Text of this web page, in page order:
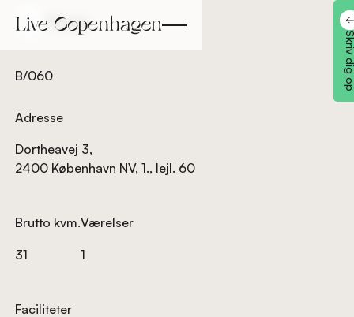
Tilbage
B/060
Adresse
Dortheavej 3,
2400 København NV, 1., lejl. 60
Brutto kvm.
31
Værelser
1
Faciliteter